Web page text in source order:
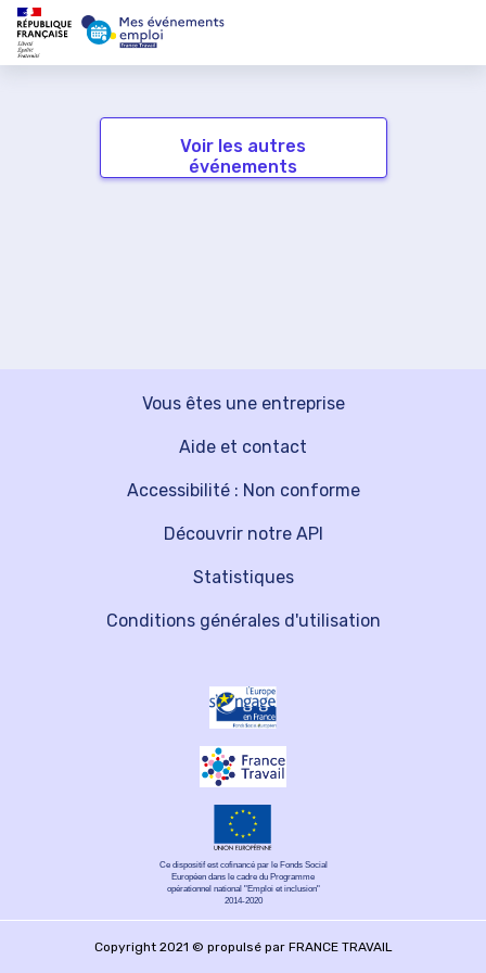
Voir les autres
événements
Vous êtes une entreprise
Découvrir notre API
Aide et contact
Statistiques
Accessibilité : Non conforme
Conditions générales d'utilisation
Ce dispositif est cofinancé par le Fonds Social
Européen dans le cadre du Programme
opérationnel national "Emploi et inclusion"
2014-2020
Copyright 2021 © propulsé par FRANCE TRAVAIL